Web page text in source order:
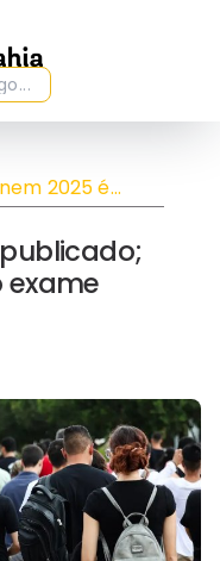
2025 é
datas e
exame